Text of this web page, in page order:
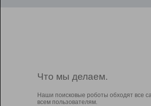
Что мы делаем.
Наши поисковые роботы обходят все
всем пользователям.